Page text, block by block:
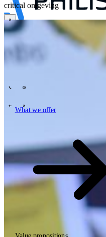
What we offer
Open searchfield
\
What we offer
\
What we offer
critical omgeving